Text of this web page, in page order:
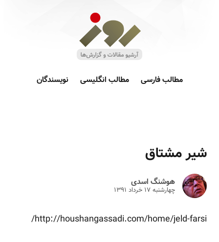
مطالب فارسی مطالب انگلیسی نویسندگان
شیر مشتاق
هوشنگ اسدی
چهارشنبه ۱۷ خرداد ۱۳۹۱
http://houshangassadi.com/home/jeld-farsi/